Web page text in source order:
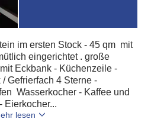
im ersten Stock - 45 qm mit
eingerichtet . große
Eckbank - Küchenzeile -
Gefrierfach 4 Sterne -
Wasserkocher - Kaffee und
Eierkocher...
lesen